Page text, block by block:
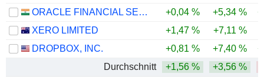
ORACLE FINANCIAL SERVICES SOFTWARE LIMITED
+0,04 % +5,34 %
XERO LIMITED
+1,47 % +7,11 %
DROPBOX, INC.
+0,81 % +7,40 %
Durchschnitt
+1,56 % +3,56 %